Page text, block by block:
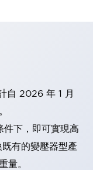
自 2026 年 1 月
下，即可實現高
有的變壓器型產
量。